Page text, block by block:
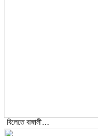
বিলেতে বাঙ্গালী…